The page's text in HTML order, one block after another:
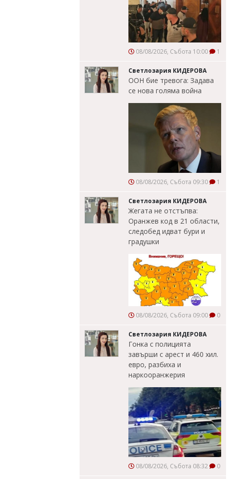
08/08/2026, Събота 10:00 1
Светлозария КИДЕРОВА
ООН бие тревога: Задава
се нова голяма война
08/08/2026, Събота 09:30 1
Светлозария КИДЕРОВА
Жегата не отстъпва:
Оранжев код в 21 области,
следобед идват бури и
градушки
08/08/2026, Събота 09:00 0
Светлозария КИДЕРОВА
Гонка с полицията
завърши с арест и 460 хил.
евро, разбиха и
наркооранжерия
08/08/2026, Събота 08:32 0